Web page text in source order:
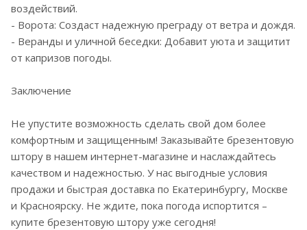
воздействий.
- Ворота: Создаст надежную преграду от ветра и дождя.
- Веранды и уличной беседки: Добавит уюта и защитит
от капризов погоды.
Заключение
Не упустите возможность сделать свой дом более
комфортным и защищенным! Заказывайте брезентовую
штору в нашем интернет-магазине и наслаждайтесь
качеством и надежностью. У нас выгодные условия
продажи и быстрая доставка по Екатеринбургу, Москве
и Красноярску. Не ждите, пока погода испортится –
купите брезентовую штору уже сегодня!